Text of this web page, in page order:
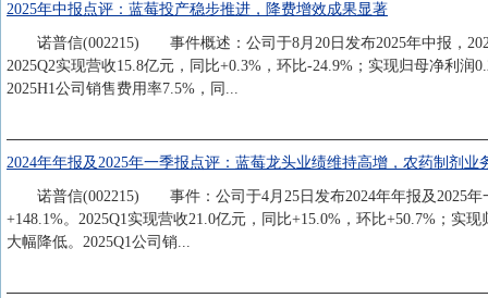
2025年中报点评：蓝莓投产稳步推进，降费增效成果显著
诺普信(002215) 事件概述：公司于8月20日发布2025年中报，
2025Q2实现营收15.8亿元，同比+0.3%，环比-24.9%；实现归母净
2025H1公司销售费用率7.5%，同...
2024年年报及2025年一季报点评：蓝莓龙头业绩维持高增，农药制剂业
诺普信(002215) 事件：公司于4月25日发布2024年年报及2025年一
+148.1%。2025Q1实现营收21.0亿元，同比+15.0%，环比+50.7%；
大幅降低。2025Q1公司销...